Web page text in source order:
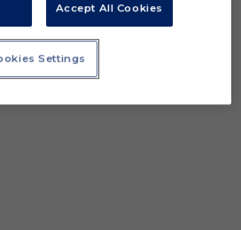
Accept All Cookies
Settings